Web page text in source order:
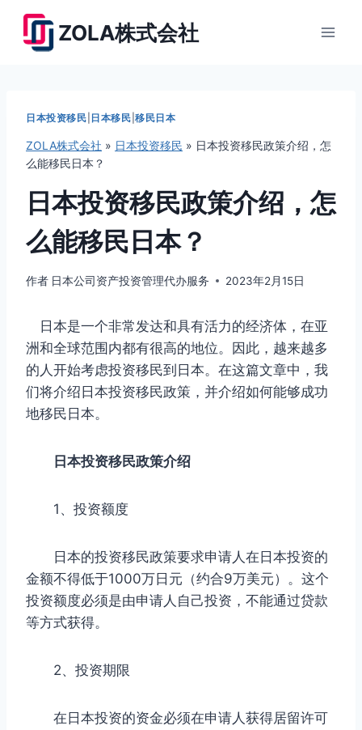
ZOLA株式会社
日本投资移民 日本移民 |移民日本
ZOLA株式会社 » 日本投资移民 » 日本投资移民政策介绍，怎
么能移民日本？
日本投资移民政策介绍，怎
么能移民日本？
作者 日本公司资产投资管理代办服务 2023年2月15日
日本是一个非常发达和具有活力的经济体，在亚
洲和全球范围内都有很高的地位。因此，越来越多
的人开始考虑投资移民到日本。在这篇文章中，我
们将介绍日本投资移民政策，并介绍如何能够成功
地移民日本。
日本投资移民政策介绍
1、投资额度
日本的投资移民政策要求申请人在日本投资的
金额不得低于1000万日元（约合9万美元）。这个
投资额度必须是由申请人自己投资，不能通过贷款
等方式获得。
2、投资期限
在日本投资的资金必须在申请人获得居留许可